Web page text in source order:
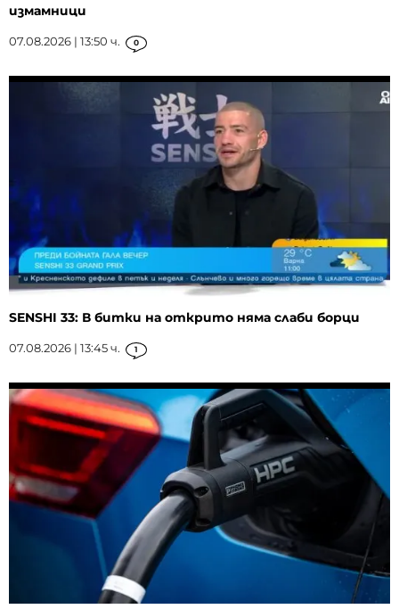
измамници
07.08.2026 | 13:50 ч. 0
SENSHI 33: В битки на открито няма слаби борци
07.08.2026 | 13:45 ч. 1